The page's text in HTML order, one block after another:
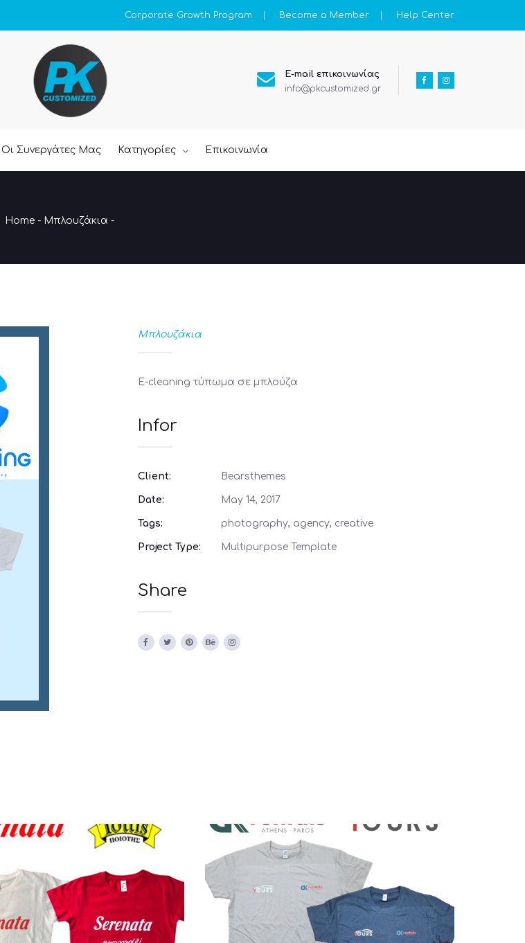
Corporate Growth Program Become a Member Help Center
E-mail επικοινωνίας
info@pkcustomized.gr
Οι Συνεργάτες Μας Κατηγορίες Επικοινωνία
Home - Μπλουζάκια -
Μπλουζάκια
E-cleaning τύπωμα σε μπλούζα
Infor
Client: Bearsthemes
Date: May 14, 2017
Tags: photography, agency, creative
Project Type: Multipurpose Template
Share